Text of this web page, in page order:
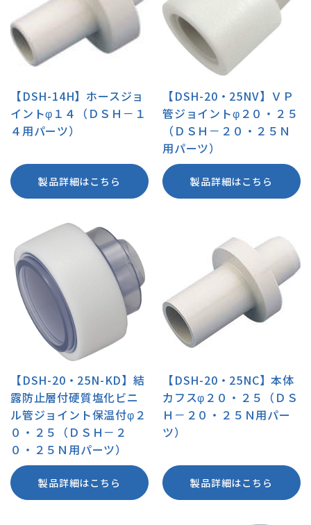
【DSH-14H】ホースジョ
イントφ１４（ＤＳＨ－１
４用パーツ）
製品詳細はこちら
【DSH-20・25NV】ＶＰ
管ジョイントφ２０・２５
（ＤＳＨ－２０・２５Ｎ
用パーツ）
製品詳細はこちら
【DSH-20・25N-KD】結
露防止層付硬質塩化ビニ
ル管ジョイント保温付φ２
０・２５（ＤＳＨ－２
０・２５Ｎ用パーツ）
製品詳細はこちら
【DSH-20・25NC】本体
カフスφ２０・２５（ＤＳ
Ｈ－２０・２５Ｎ用パー
ツ）
製品詳細はこちら